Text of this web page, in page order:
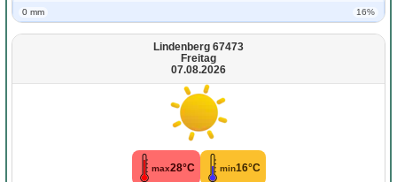
0 mm 16%
Lindenberg 67473
Freitag
07.08.2026
max28°C min16°C